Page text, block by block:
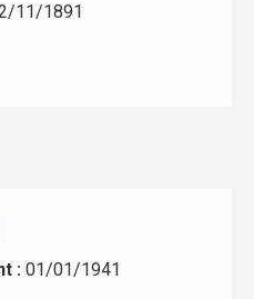
11/1891
: 01/01/1941